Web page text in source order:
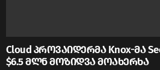
Cloud პროვაიდერმა Knox-მა
$6.5 მლნ მოზიდვა მოახერხა